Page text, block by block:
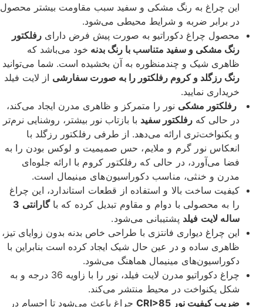
این چراغ به رنگ مشکی و سفید سبب مقاومت بیشتر محصول
در برابر ضربه و شرایط محیطی می‌شود.
محصول چراغ دکوراتیو به صورت پیش فرض دارای رفلکتور
رنگ مشکی و سفید متناسب با رنگ بدنه خود می‌باشد که
ظاهری شیک و چندمنظوره به آن بخشیده است. شما می‌توانید
رنگ رزگلد و کروم رفلکتور را به صورت سفارشی از لایت فیلد
خریداری نمایید.
رفلکتور مشکی نور را متمرکز و ظاهری مدرن‌ ایجاد می‌کند،
در حالی که رفلکتور سفید با بازتاب نور بیشتر، روشنایی نرم‌تر
و یکنواخت‌تری ارائه می‌دهد. از طرفی رفلکتور رزگلد با
انعکاس نور گرم و ملایم، حس صمیمیت و لوکس بودن را به
فضا می‌آورد، در حالی که رفلکتور کروم با ارائه جلوه‌ای
مدرن و خنثی، مناسب دکوراسیون‌های مینیمال است.
کیفیت ساخت بالا و استفاده از قطعات استاندارد، این چراغ
را به محصولی با دوام و مقاوم تبدیل کرده که با
گارانتی 3
ساله لایت فیلد پشتیبانی می‌شود.
این چراغ دیواری فانتزی با طراحی خاص بدنه بدون زوایای تیز،
ظاهری ساده و در عین حال شیک ایجاد کرده است بنابراین با
دکوراسیون‌های مینیمال هماهنگ می‌شود.
چراغ دکوراتیو مدرن لایت فیلد، نور را با زاویه 36 درجه‌ و به
شکل یکنواخت در محیط منتشر می‌کند.
ضریب کیفیت نور CRI>85
چراغ باعث می‌شود تا اجسام در